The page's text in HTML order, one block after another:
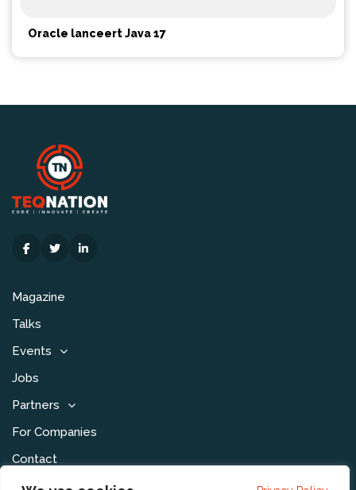
Oracle lanceert Java 17
Magazine
Talks
Events
Jobs
Partners
For Companies
Contact